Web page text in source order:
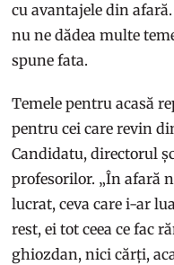
cu avantajele din
nu ne dădea multe
spune fata.
Temele pentru acasă
pentru cei care revin
Candidatu, directorul
profesorilor. „În afară
lucrat, ceva care i-ar
rest, ei tot ceea ce fac
ghiozdan, nici cărți,